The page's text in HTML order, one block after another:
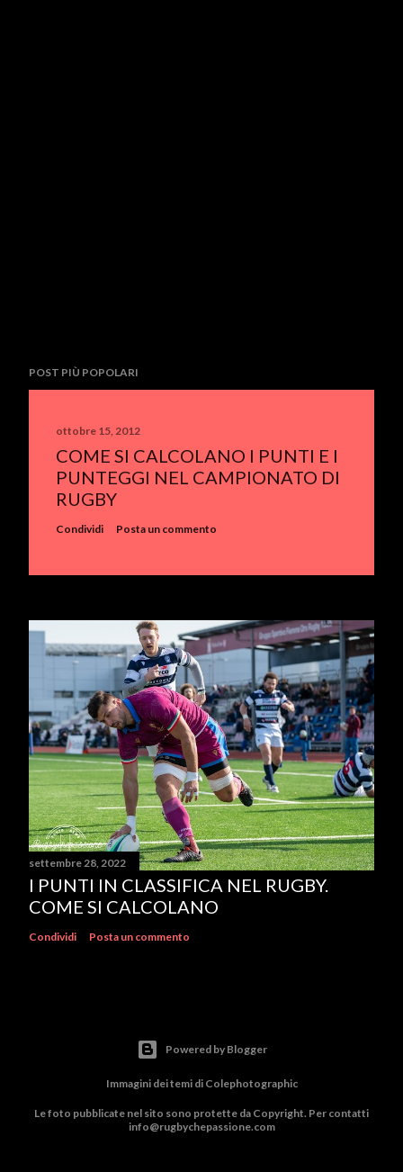
POST PIÙ POPOLARI
ottobre 15, 2012
COME SI CALCOLANO I PUNTI E I
PUNTEGGI NEL CAMPIONATO DI
RUGBY
Condividi Posta un commento
settembre 28, 2022
I PUNTI IN CLASSIFICA NEL RUGBY.
COME SI CALCOLANO
Condividi Posta un commento
Powered by Blogger
Immagini dei temi di Colephotographic
Le foto pubblicate nel sito sono protette da Copyright. Per contatti
info@rugbychepassione.com